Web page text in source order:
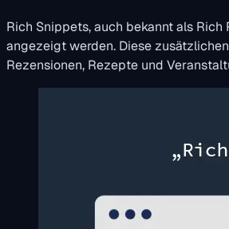
Rich Snippets, auch bekannt als
angezeigt werden. Diese
Rezensionen, Rezepte und